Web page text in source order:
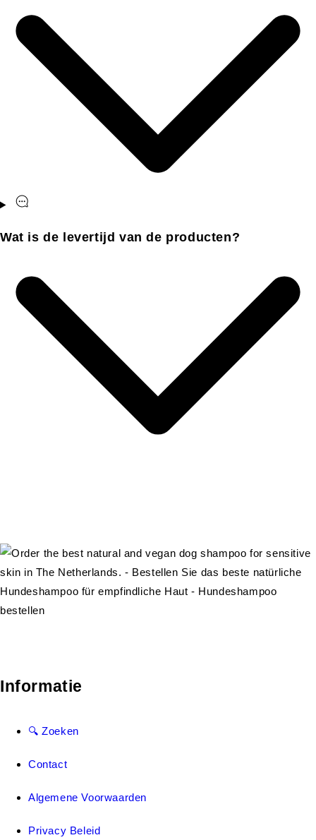
Wat is de levertijd van de producten?
Informatie
🔍 Zoeken
Contact
Algemene Voorwaarden
Privacy Beleid